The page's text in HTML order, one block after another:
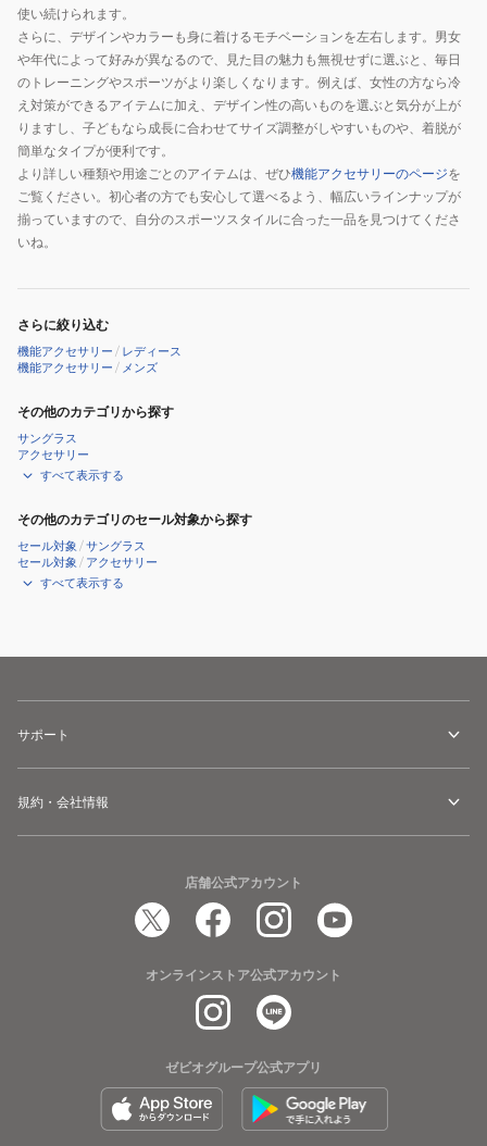
使い続けられます。
さらに、デザインやカラーも身に着けるモチベーションを左右します。男女
や年代によって好みが異なるので、見た目の魅力も無視せずに選ぶと、毎日
のトレーニングやスポーツがより楽しくなります。例えば、女性の方なら冷
え対策ができるアイテムに加え、デザイン性の高いものを選ぶと気分が上が
りますし、子どもなら成長に合わせてサイズ調整がしやすいものや、着脱が
簡単なタイプが便利です。
より詳しい種類や用途ごとのアイテムは、ぜひ機能アクセサリーのページを
ご覧ください。初心者の方でも安心して選べるよう、幅広いラインナップが
揃っていますので、自分のスポーツスタイルに合った一品を見つけてくださ
いね。
さらに絞り込む
機能アクセサリー / レディース
機能アクセサリー / メンズ
その他のカテゴリから探す
サングラス
アクセサリー
すべて表示する
その他のカテゴリのセール対象から探す
セール対象 /サングラス
セール対象 / アクセサリー
すべて表示する
サポート
規約・会社情報
店舗公式アカウント
オンラインストア公式アカウント
ゼビオグループ公式アプリ